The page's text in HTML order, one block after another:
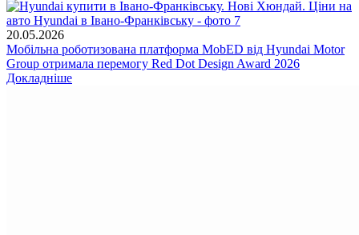
20.05.2026
Мобільна роботизована платформа MobED від Hyundai Motor
Group отримала перемогу Red Dot Design Award 2026
Докладніше